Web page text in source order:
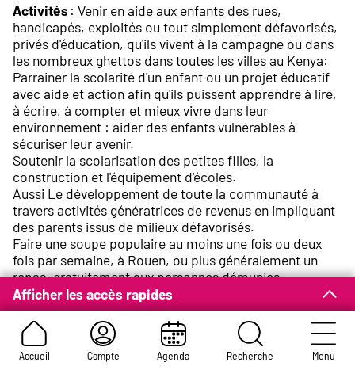
Accueil Compte Agenda Recherche Menu
Afficher les accès rapides
Activités : Venir en aide aux enfants des rues,
handicapés, exploités ou tout simplement défavorisés,
privés d'éducation, qu'ils vivent à la campagne ou dans
les nombreux ghettos dans toutes les villes au Kenya:
Parrainer la scolarité d'un enfant ou un projet éducatif
avec aide et action afin qu'ils puissent apprendre à lire,
à écrire, à compter et mieux vivre dans leur
environnement : aider des enfants vulnérables à
sécuriser leur avenir.
Soutenir la scolarisation des petites filles, la
construction et l'équipement d'écoles.
Aussi Le développement de toute la communauté à
travers activités génératrices de revenus en impliquant
des parents issus de milieux défavorisés.
Faire une soupe populaire au moins une fois ou deux
fois par semaine, à Rouen, ou plus généralement un
repas, gratuitement aux personnes démunies.
Organiser un atelier cuisine au moins une fois par
semaine, surtout, afin d’apprendre aux plus démunies
comment préparer des plats moins chers et rapides.
Offrir des cours de langues comme Anglais, Français,
Espagnol et Swahili afin d’aider à l’intégration des